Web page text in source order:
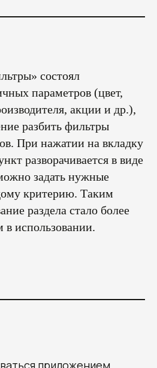
состоял
параметров (цвет,
акции и др.),
разбить фильтры
При нажатии на вкладку
разворачивается в виде
задать нужные
критерию. Таким
раздела стало более
использовании.
приложением